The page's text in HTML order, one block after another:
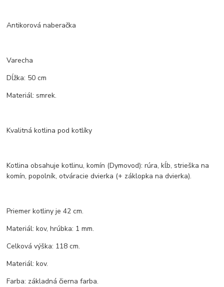
Antikorová naberačka
Varecha
Dĺžka: 50 cm
Materiál: smrek.
Kvalitná kotlina pod kotlíky
Kotlina obsahuje kotlinu, komín (Dymovod): rúra, kĺb, strieška na
komín, popolník, otváracie dvierka (+ záklopka na dvierka).
Priemer kotliny je 42 cm.
Materiál: kov, hrúbka: 1 mm.
Celková výška: 118 cm.
Materiál: kov.
Farba: základná čierna farba.